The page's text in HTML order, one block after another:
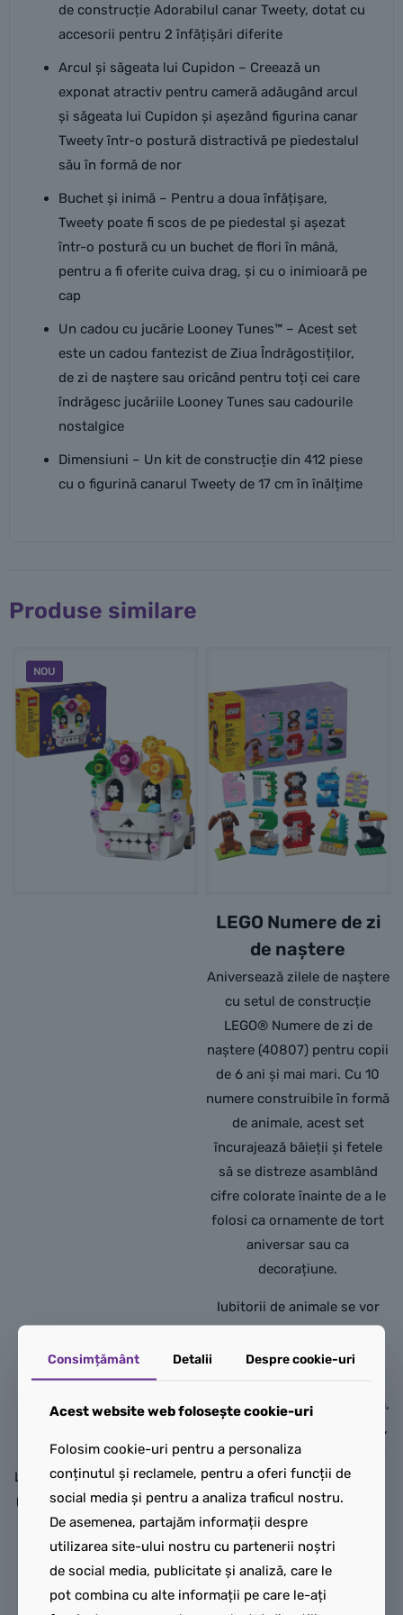
de construcție Adorabilul canar Tweety, dotat cu
accesorii pentru 2 înfățișări diferite
Arcul și săgeata lui Cupidon – Creează un
exponat atractiv pentru cameră adăugând arcul
și săgeata lui Cupidon și așezând figurina canar
Tweety într-o postură distractivă pe piedestalul
său în formă de nor
Buchet și inimă – Pentru a doua înfățișare,
Tweety poate fi scos de pe piedestal și așezat
într-o postură cu un buchet de flori în mână,
pentru a fi oferite cuiva drag, și cu o inimioară pe
cap
Un cadou cu jucărie Looney Tunes™ – Acest set
este un cadou fantezist de Ziua Îndrăgostiților,
de zi de naștere sau oricând pentru toți cei care
îndrăgesc jucăriile Looney Tunes sau cadourile
nostalgice
Dimensiuni – Un kit de construcție din 412 piese
cu o figurină canarul Tweety de 17 cm în înălțime
Produse similare
NOU
LEGO Altar de Ziua
Morților
cu setul de construcție
LEGO® Altar de Ziua Morților
(40811) pentru copii de 9 ani
și mai mari. Distrează-te
creând modelul Día De Los
Muertos, care include un
craniu pe o parte și un altar
LEGO Numere de zi
de naștere
Aniversează zilele de naștere
cu setul de construcție
LEGO® Numere de zi de
naștere (40807) pentru copii
de 6 ani și mai mari. Cu 10
numere construibile în formă
de animale, acest set
încurajează băieții și fetele
să se distreze asamblând
cifre colorate înainte de a le
folosi ca ornamente de tort
aniversar sau ca
decorațiune.
Iubitorii de animale se vor
bucura să creeze cele 10
numere și să descopere
sunt bazate: un câine, o rață,
un crab, un cocoș, un tucan,
un flamingo, un crocodil, un
păianjen, o balenă și un
șarpe. Copiii pot construi
aceste jucării educative
independent sau pot spori
distracția asamblându-le cu
prietenii și familia. Odată
Consimțământ Detalii Despre cookie-uri
Acest website web folosește cookie-uri
Folosim cookie-uri pentru a personaliza
conținutul și reclamele, pentru a oferi funcții de
social media și pentru a analiza traficul nostru.
De asemenea, partajăm informații despre
utilizarea site-ului nostru cu partenerii noștri
de social media, publicitate și analiză, care le
pot combina cu alte informații pe care le-ați